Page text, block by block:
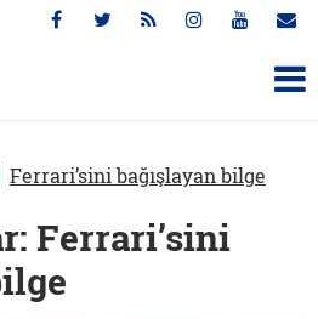
Ferrari’sini bağışlayan bilge
Ferrari’sini